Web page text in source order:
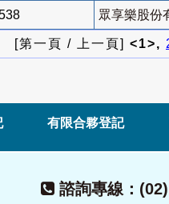
眾享樂股份
[第一頁 / 上一頁] <1>,
有限合夥登記
諮詢專線：